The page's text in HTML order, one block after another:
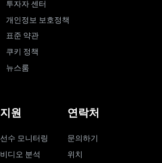
투자자 센터
개인정보 보호정책
표준 약관
쿠키 정책
뉴스룸
지원
선수 모니터링
비디오 분석
연락처
문의하기
위치